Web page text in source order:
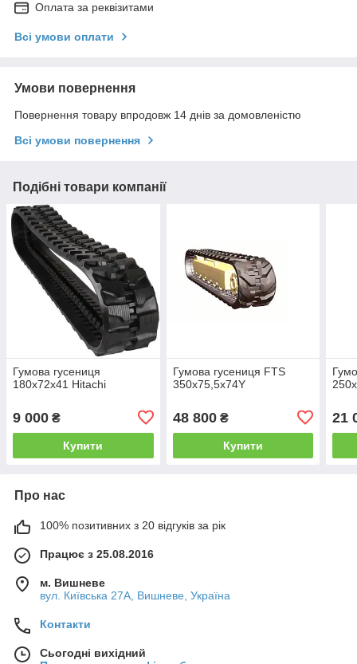
Оплата за реквізитами
Всі умови оплати
Умови повернення
Повернення товару впродовж 14 днів за домовленістю
Всі умови повернення
Подібні товари компанії
Гумова гусениця
180х72х41 Hitachi
9 000 ₴
Купити
Гумова гусениця FTS
350х75,5х74Y
48 800₴
Купити
21
Про нас
100% позитивних з 20 відгуків за рік
Працює з 25.08.2016
м. Вишневе
вул. Київська 27А, Вишневе, Україна
Контакти
Сьогодні вихідний